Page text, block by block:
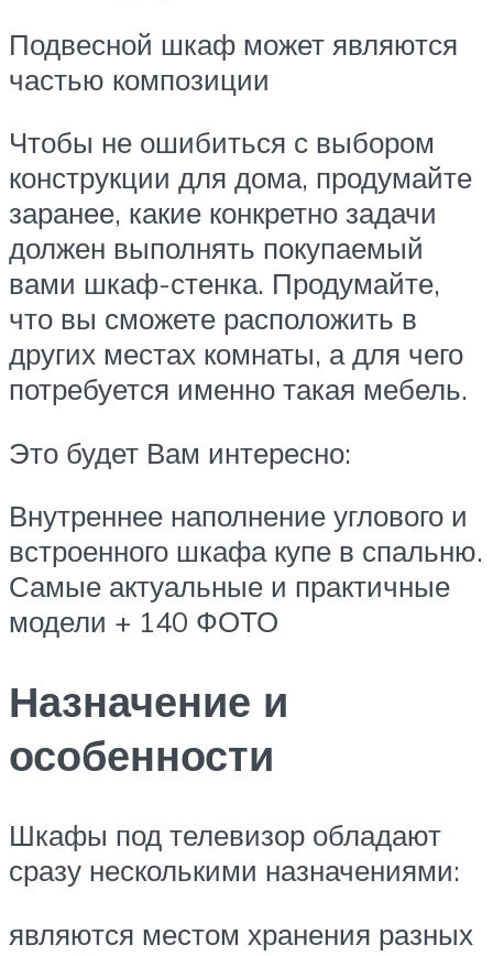
Подвесной шкаф может являются
частью композиции
Чтобы не ошибиться с выбором
конструкции для дома, продумайте
заранее, какие конкретно задачи
должен выполнять покупаемый
вами шкаф-стенка. Продумайте,
что вы сможете расположить в
других местах комнаты, а для чего
потребуется именно такая мебель.
Это будет Вам интересно:
Внутреннее наполнение углового и
встроенного шкафа купе в спальню.
Самые актуальные и практичные
модели + 140 ФОТО
Назначение и
особенности
Шкафы под телевизор обладают
сразу несколькими назначениями:
являются местом хранения разных